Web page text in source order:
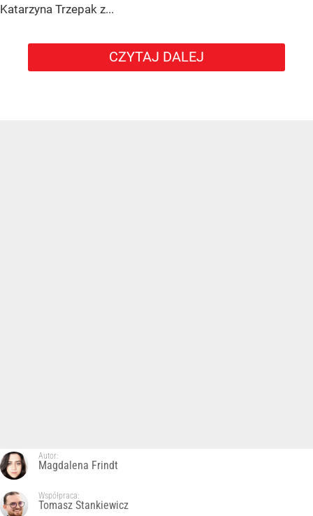
Katarzyna Trzepak z...
CZYTAJ DALEJ
Autor:
Magdalena Frindt
Współpraca:
Tomasz Stankiewicz